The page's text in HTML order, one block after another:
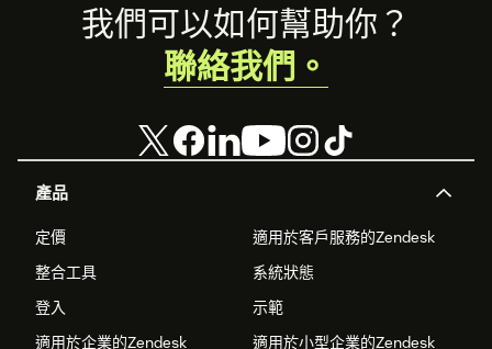
Footer
產品
定價
適用於客戶服務的Zendesk
整合工具
系統狀態
登入
示範
適用於企業的Zendesk
適用於小型企業的Zendesk
我們可以如何幫助你？
聯絡我們。